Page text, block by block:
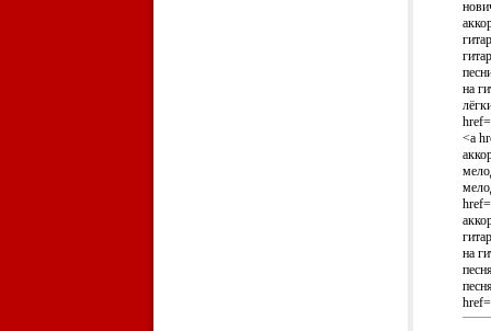
на
<a
на